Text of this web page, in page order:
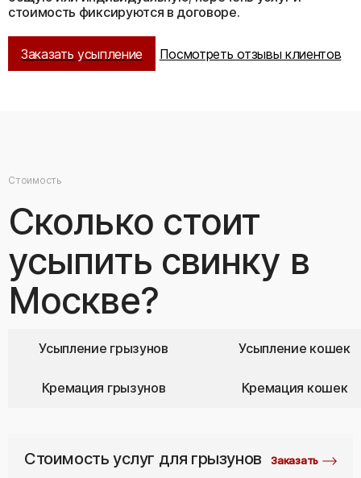
стоимость фиксируются в договоре.
Заказать усыпление Посмотреть отзывы клиентов
Стоимость
Сколько стоит
усыпить свинку в
Москве?
Усыпление грызунов
Кремация грызунов
Усыпление кошек
Кремация кошек
Стоимость услуг для грызунов Заказать